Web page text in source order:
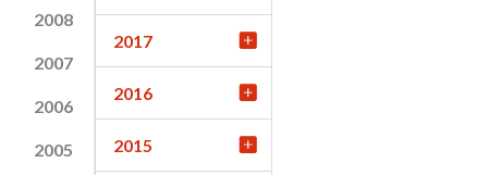
2008
2007
2006
2005
2017
2016
2015